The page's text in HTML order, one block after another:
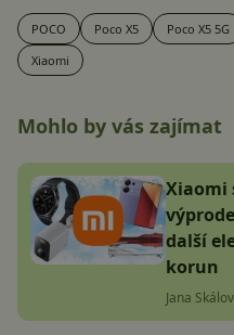
POCO Poco X5 Poco X5 5G
Xiaomi
Mohlo by vás zajímat
Xiaomi
další
korun
Jana